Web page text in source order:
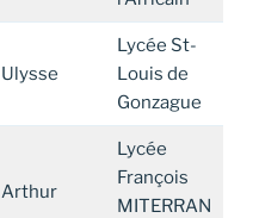
Ulysse
Lycée St-
Louis de
Gonzague
Arthur
Lycée
François
MITERRAN